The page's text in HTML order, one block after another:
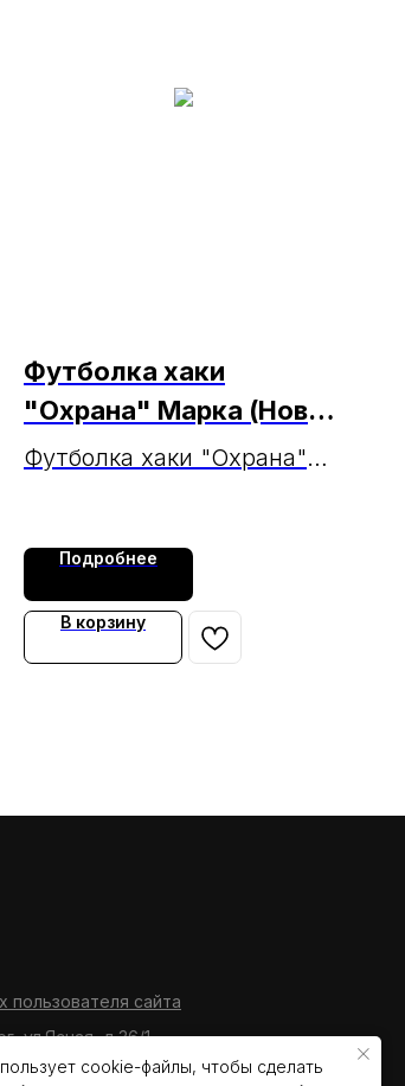
Футболка хаки
"Охрана" Марка (Новое
поступление)
Футболка хаки "Охрана"
Подробнее
В корзину
пользователя сайта
ул.Ясная, д.36/1
cookie-файлы, чтобы сделать